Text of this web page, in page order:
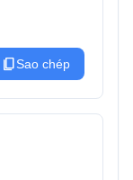
content_copySao chép